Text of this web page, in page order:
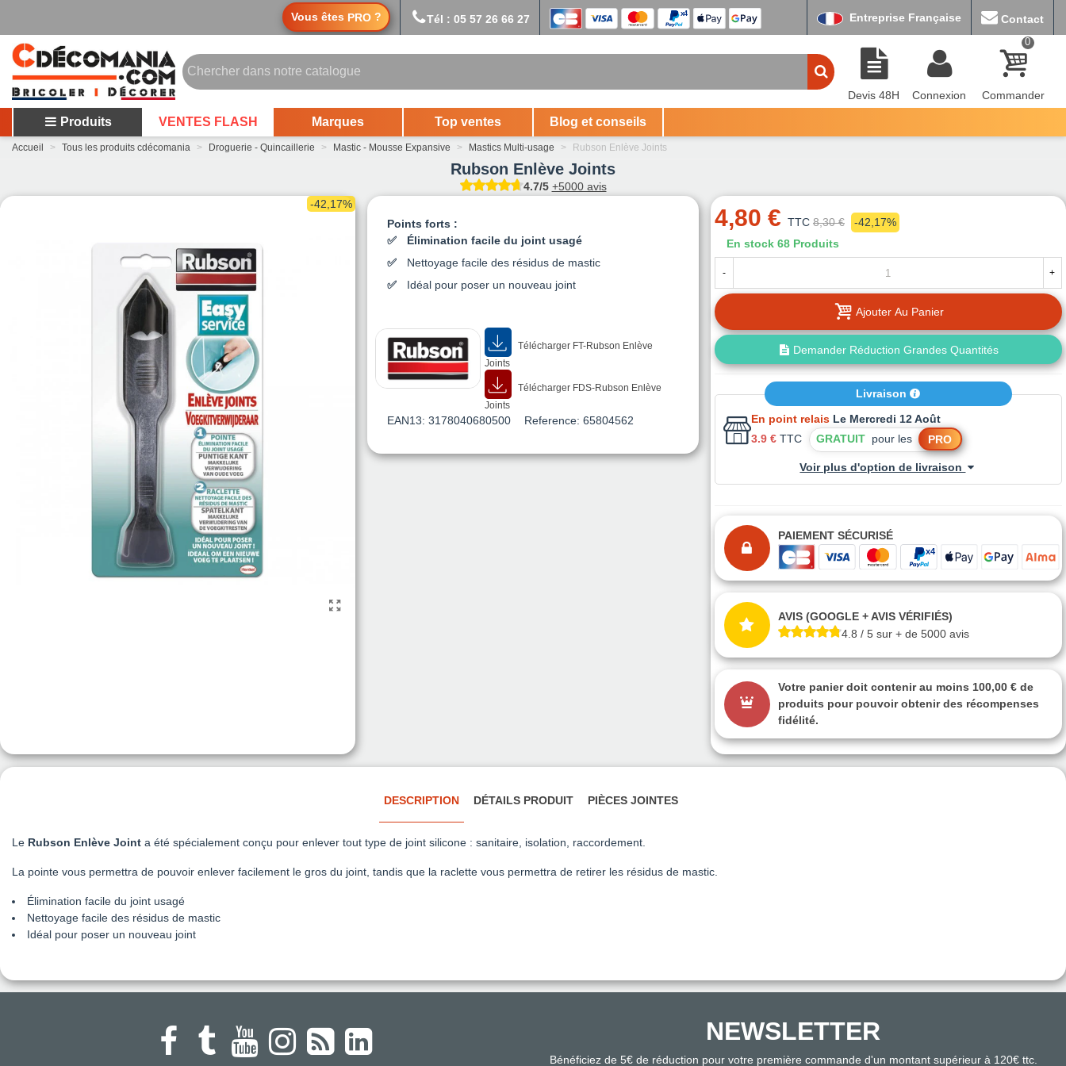
Vous êtes PRO ? Tél : 05 57 26 66 27 Entreprise Française Contact
Devis 48H Connexion
0
Commander
Produits VENTES FLASH Marques Top ventes Blog et conseils
Accueil > Tous les produits cdécomania > Droguerie - Quincaillerie > Mastic - Mousse Expansive > Mastics Multi-usage > Rubson Enlève Joints
Rubson Enlève Joints
4.7/5 +5000 avis
-42,17%
Points forts :
Élimination facile du joint usagé
Nettoyage facile des résidus de mastic
Idéal pour poser un nouveau joint
Télécharger FT-Rubson Enlève
Joints
Télécharger FDS-Rubson Enlève
Joints
EAN13: 3178040680500 Reference: 65804562
4,80 € TTC 8,30 €
-42,17%
En stock 68 Produits
- +
Ajouter Au Panier
Demander Réduction Grandes Quantités
Livraison
En point relais Le Mercredi 12 Août
3.9 € TTC GRATUITpour les PRO
Voir plus d'option de livraison
PAIEMENT SÉCURISÉ
AVIS (GOOGLE + AVIS VÉRIFIÉS)
4.8 / 5 sur + de 5000 avis
Votre panier doit contenir au moins 100,00 € de
produits pour pouvoir obtenir des récompenses
fidélité.
DESCRIPTION DÉTAILS PRODUIT PIÈCES JOINTES
Le Rubson Enlève Joint a été spécialement conçu pour enlever tout type de joint silicone : sanitaire, isolation, raccordement.
La pointe vous permettra de pouvoir enlever facilement le gros du joint, tandis que la raclette vous permettra de retirer les résidus de mastic.
Élimination facile du joint usagé
Nettoyage facile des résidus de mastic
Idéal pour poser un nouveau joint
NEWSLETTER
Bénéficiez de 5€ de réduction pour votre première commande d'un montant supérieur à 120€ ttc.